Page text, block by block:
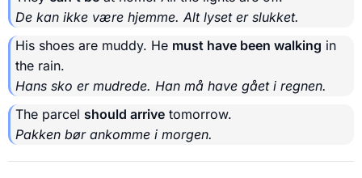
De kan ikke være hjemme. Alt lyset er slukket.
His shoes are muddy. He must have been walking in
the rain.
Hans sko er mudrede. Han må have gået i regnen.
The parcel should arrive tomorrow.
Pakken bør ankomme i morgen.